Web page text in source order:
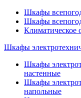
Шкафы
Шкафы
Климатическое
Шкафы
Шкафы
настенные
Шкафы
напольные